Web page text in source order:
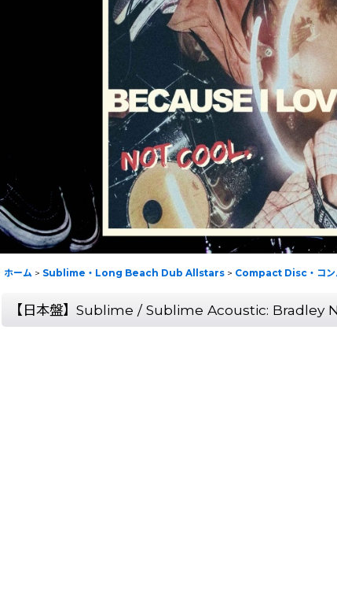
ホーム > Sublime・Long Beach Dub Allstars > Compact Disc・コン
【日本盤】Sublime / Sublime Acoustic: Bradley